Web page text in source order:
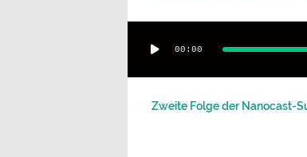
Player
00:00
Zweite Folge der Nanocast-